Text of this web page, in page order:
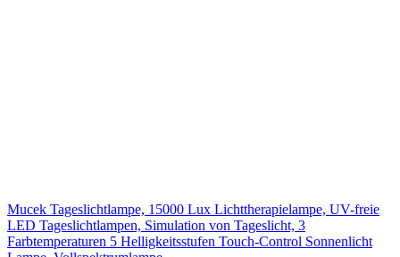
Mucek Tageslichtlampe, 15000 Lux Lichttherapielampe, UV-freie
LED Tageslichtlampen, Simulation von Tageslicht, 3
Farbtemperaturen 5 Helligkeitsstufen Touch-Control Sonnenlicht